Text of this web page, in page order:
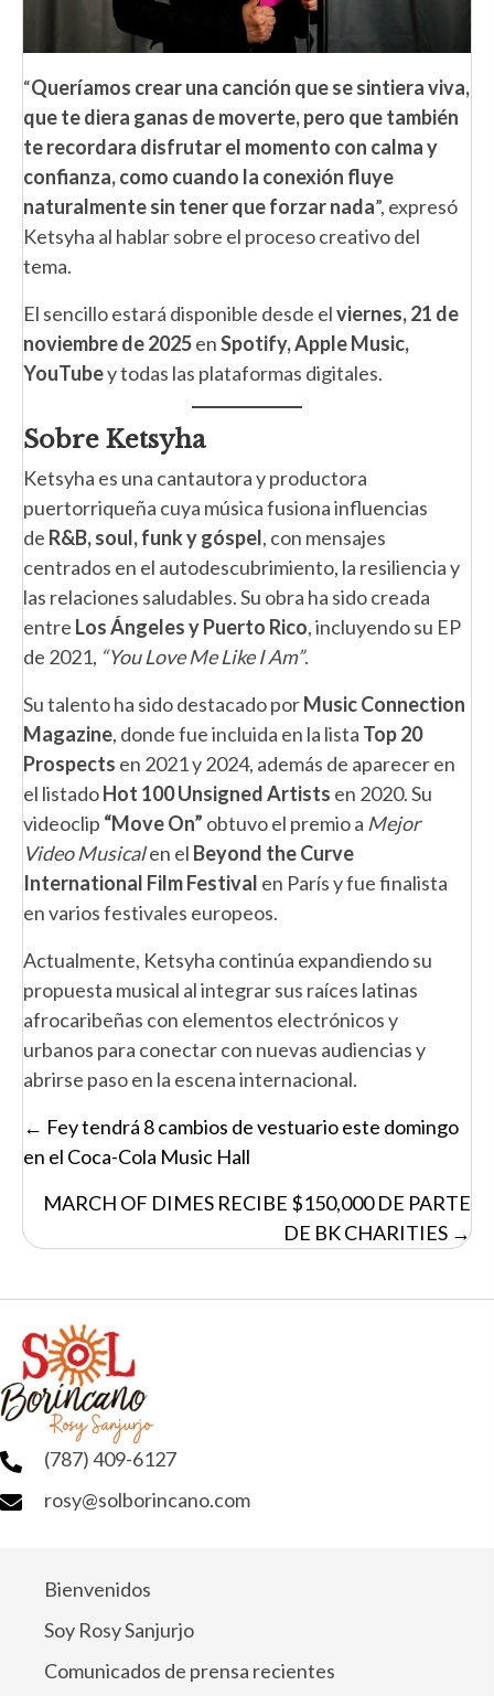
“Queríamos crear una canción que se sintiera viva,
que te diera ganas de moverte, pero que también
te recordara disfrutar el momento con calma y
confianza, como cuando la conexión fluye
naturalmente sin tener que forzar nada”, expresó
Ketsyha al hablar sobre el proceso creativo del
tema.
El sencillo estará disponible desde elviernes, 21 de
noviembre de 2025enSpotify, Apple Music,
YouTubey todas las plataformas digitales.
Sobre Ketsyha
Ketsyha es una cantautora y productora
puertorriqueña cuya música fusiona influencias
de R&B, soul, funk y góspel, con mensajes
centrados en el autodescubrimiento, la resiliencia y
las relaciones saludables. Su obra ha sido creada
entre Los Ángeles y Puerto Rico, incluyendo su EP
de 2021, “You Love Me Like I Am”.
Su talento ha sido destacado porMusic Connection
Magazine, donde fue incluida en la lista Top 20
Prospects en 2021 y 2024, además de aparecer en
el listadoHot 100 Unsigned Artists en 2020. Su
videoclip “Move On” obtuvo el premio a Mejor
Video Musicalen el Beyond the Curve
International Film Festival en París y fue finalista
en varios festivales europeos.
Actualmente, Ketsyha continúa expandiendo su
propuesta musical al integrar sus raíces latinas
afrocaribeñas con elementos electrónicos y
urbanos para conectar con nuevas audiencias y
abrirse paso en la escena internacional.
Posts
navigation
← Fey tendrá 8 cambios de vestuario este domingo
en el Coca-Cola Music Hall
MARCH OF DIMES RECIBE $150,000 DE PARTE
DE BK CHARITIES →
(787) 409-6127
rosy@solborincano.com
Bienvenidos
Soy Rosy Sanjurjo
Comunicados de prensa recientes